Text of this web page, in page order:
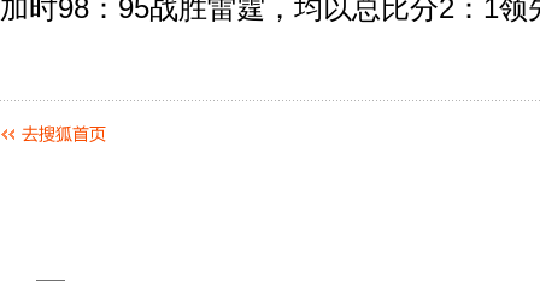
加时98：95战胜雷霆，均以总比分2：1领